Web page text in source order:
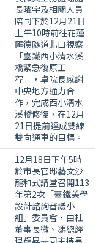
長曜宇及相關人員
陪同下於12月21日
上午10時前往花蓮
匯德隧道北口視察
「臺鐵西小清水溪
橋緊急復原工
程」，卓院長感謝
中央地方通力合
作，完成西小清水
溪橋修復，在12月
21日提前達成雙線
雙向通車的目標。
12月18日下午5時
於市長官邸藝文沙
龍和式講堂召開113
年第2次「臺鐵美學
設計諮詢審議小
組」委員會，由杜
董事長微、馮總經
理輝昇共同主持另